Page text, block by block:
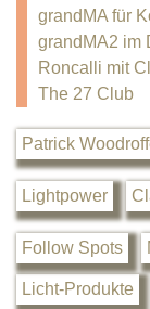
grandMA für
grandMA2 im
Roncalli mit
The 27 Club
Patrick
Lightpower
Follow Spots
Licht-Produkte